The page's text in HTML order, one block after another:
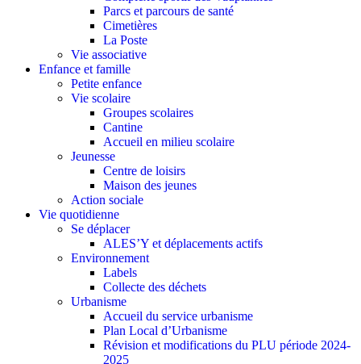
Parcs et parcours de santé
Cimetières
La Poste
Vie associative
Enfance et famille
Petite enfance
Vie scolaire
Groupes scolaires
Cantine
Accueil en milieu scolaire
Jeunesse
Centre de loisirs
Maison des jeunes
Action sociale
Vie quotidienne
Se déplacer
ALES’Y et déplacements actifs
Environnement
Labels
Collecte des déchets
Urbanisme
Accueil du service urbanisme
Plan Local d’Urbanisme
Révision et modifications du PLU période 2024-
2025